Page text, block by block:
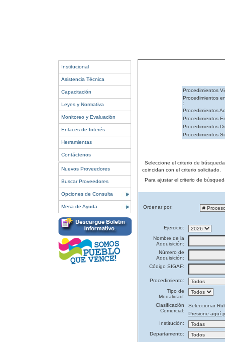
Institucional
Asistencia Técnica
Capacitación
Leyes y Normativa
Monitoreo y Evaluación
Enlaces de Interés
Herramientas
Contáctenos
Nuevos Proveedores
Buscar Proveedores
Opciones de Consulta
Mesa de Ayuda
Procedimientos
Procedimientos
:
Procedimientos
Procedimientos
Procedimientos
Procedimientos
Seleccione el criterio de
coincidan con el criterio solicitado.
Para ajustar el criterio de
Ordenar por:
Ejercicio:
Nombre de la
Adquisición:
Número de
Adquisición:
Código SIGAF:
Procedimiento:
Tipo de
Modalidad:
Clasificación
Comercial:
Seleccionar
Presione aquí
Institución:
Departamento: